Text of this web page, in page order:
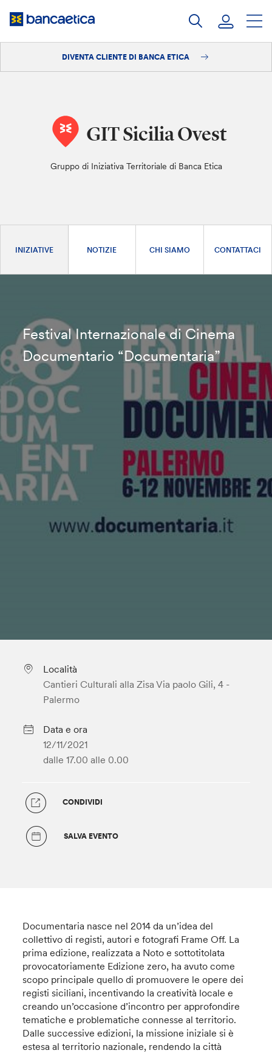
DIVENTA CLIENTE DI BANCA ETICA
GIT Sicilia Ovest
Gruppo di Iniziativa Territoriale di Banca Etica
INIZIATIVE NOTIZIE CHI SIAMO CONTATTACI
Festival Internazionale di Cinema
Documentario “Documentaria”
Località
Cantieri Culturali alla Zisa Via paolo Gili, 4 -
Palermo
Data e ora
12/11/2021
dalle 17.00 alle 0.00
CONDIVIDI
SALVA EVENTO
Documentaria nasce nel 2014 da un’idea del
collettivo di registi, autori e fotografi Frame Off. La
prima edizione, realizzata a Noto e sottotitolata
provocatoriamente Edizione zero, ha avuto come
scopo principale quello di promuovere le opere dei
registi siciliani, incentivando la creatività locale e
creando un’occasione d’incontro per approfondire
tematiche e problematiche connesse al territorio.
Dalle successive edizioni, la missione iniziale si è
estesa al territorio nazionale, rendendo la città